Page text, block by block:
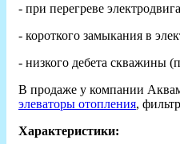
- при перегреве
- короткого замыкания в
- низкого дебета скважины
В продаже у компании
элеваторы отопления,
Характеристики: